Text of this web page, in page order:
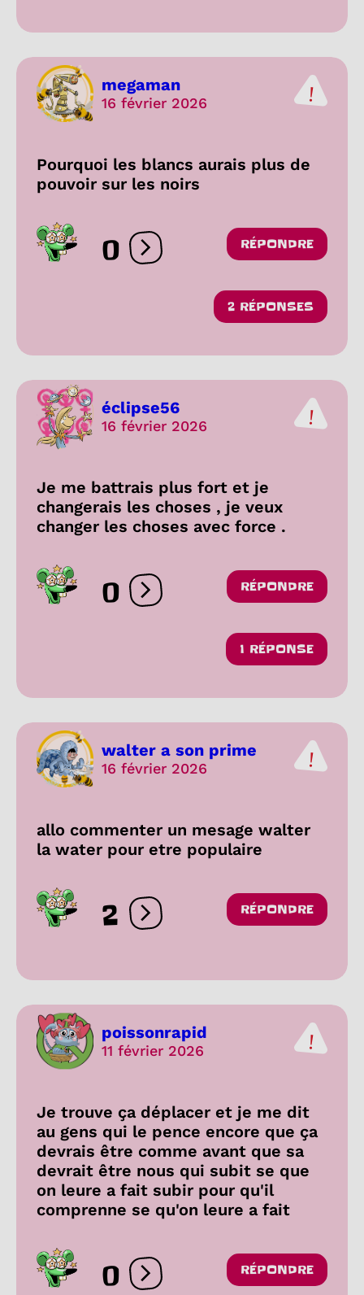
megaman
16 février 2026
Pourquoi les blancs aurais plus de
pouvoir sur les noirs
0 Ouvrir les réactions
RÉPONDRE
2 RÉPONSES
éclipse56
16 février 2026
Je me battrais plus fort et je
changerais les choses , je veux
changer les choses avec force .
0 Ouvrir les réactions
RÉPONDRE
1 RÉPONSE
walter a son prime
16 février 2026
allo commenter un mesage walter
la water pour etre populaire
2 Ouvrir les réactions
RÉPONDRE
poissonrapid
11 février 2026
Je trouve ça déplacer et je me dit
au gens qui le pence encore que ça
devrais être comme avant que sa
devrait être nous qui subit se que
on leure a fait subir pour qu'il
comprenne se qu'on leure a fait
0 Ouvrir les réactions
RÉPONDRE